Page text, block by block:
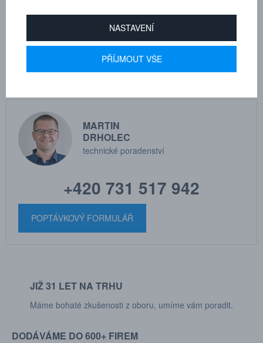
(Průtok se měří při tlaku na vstupu 6 bar a poklesu tlaku 0,5 bar.)
MARTIN
DRHOLEC
technické poradenství
+420 731 517 942
POPTÁVKOVÝ FORMULÁŘ
JIŽ 31 LET NA TRHU
Máme bohaté zkušenosti z oboru, umíme vám poradit.
DODÁVÁME DO 600+ FIREM
NASTAVENÍ
PŘÍJMOUT VŠE